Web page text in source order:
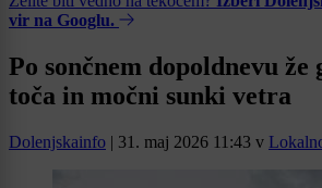
vir na Googlu.
Po sončnem dopoldnevu
toča in močni sunki vetra
Dolenjskainfo | 31. maj 2026 11:43 v